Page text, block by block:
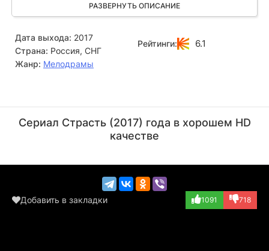
подозреваемая в убийстве мужа, влюбилась в опера,
готового её арестовать. Кто-то из героев, несмотря на
Кому-то удаётся справиться со своей страстью. В общем,
всё, как в реальной жизни.
РАЗВЕРНУТЬ ОПИСАНИЕ
Дата выхода: 2017
Страна: Россия, СНГ
Жанр: Мелодрамы
Рейтинги: 6.1
(Денис)
Сериал Страсть (2017) года в хорошем HD
качестве
Добавить в закладки 1091 718